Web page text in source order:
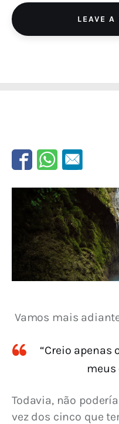
LEAVE A
Vamos mais
“Creio apenas
meus
Todavia, não
vez dos cinco que